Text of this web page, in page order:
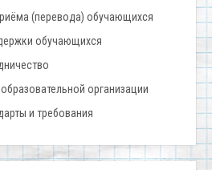
(перевода) обучающихся
обучающихся
организации
и требования